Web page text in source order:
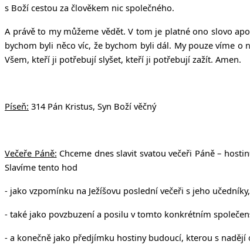
s Boží cestou za člověkem nic společného.
A právě to my můžeme vědět. V tom je platné ono slovo
bychom byli něco víc, že bychom byli dál. My pouze víme
Všem, kteří ji potřebují slyšet, kteří ji potřebují zažít. Amen.
Píseň: 314 Pán Kristus, Syn Boží věčný
Večeře Páně: Chceme dnes slavit svatou večeři Páně –
Slavíme tento hod
- jako vzpomínku na Ježíšovu poslední večeři s jeho učedníky,
- také jako povzbuzení a posilu v tomto konkrétním
- a konečně jako předjímku hostiny budoucí, kterou s nadějí